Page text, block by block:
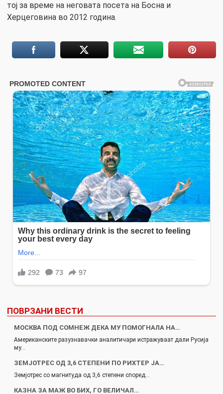
тој за време на неговата посета на Босна и
Херцеговина во 2012 година.
ПОВРЗАНИ ВЕСТИ
МОСКВА ПОД СОМНЕЖ ДЕКА МУ ПОМОГНАЛА НА…
Американските разузнавачки аналитичари истражуваат дали Русија
му…
ЗЕМЈОТРЕС ОД 3,6 СТЕПЕНИ ПО РИХТЕР ЈА…
Земјотрес со магнитуда од 3,6 степени според…
КАЗНА ЗА МАЖ ВО БИХ, ГО ВЕЛИЧАЛ…